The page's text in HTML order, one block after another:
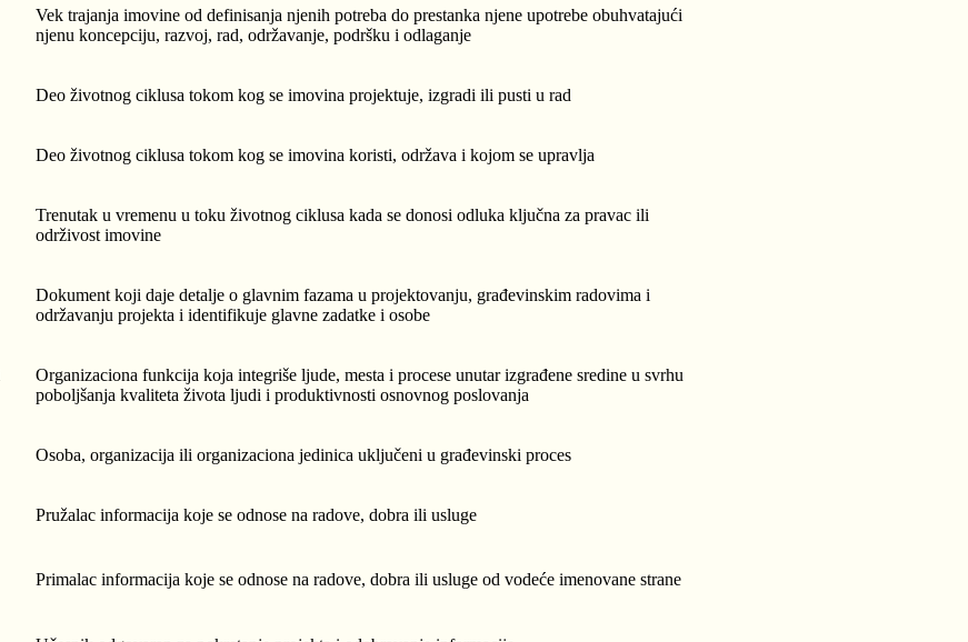
Vek trajanja imovine od definisanja njenih potreba do prestanka njene upotrebe obuhvatajući
njenu koncepciju, razvoj, rad, održavanje, podršku i odlaganje
Deo životnog ciklusa tokom kog se imovina projektuje, izgradi ili pusti u rad
Deo životnog ciklusa tokom kog se imovina koristi, održava i kojom se upravlja
Trenutak u vremenu u toku životnog ciklusa kada se donosi odluka ključna za pravac ili
održivost imovine
Dokument koji daje detalje o glavnim fazama u projektovanju, građevinskim radovima i
održavanju projekta i identifikuje glavne zadatke i osobe
Organizaciona funkcija koja integriše ljude, mesta i procese unutar izgrađene sredine u svrhu
poboljšanja kvaliteta života ljudi i produktivnosti osnovnog poslovanja
Osoba, organizacija ili organizaciona jedinica uključeni u građevinski proces
Pružalac informacija koje se odnose na radove, dobra ili usluge
Primalac informacija koje se odnose na radove, dobra ili usluge od vodeće imenovane strane